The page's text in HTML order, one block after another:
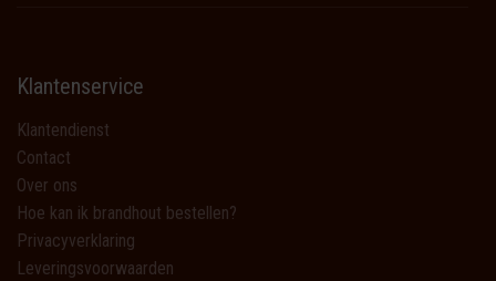
Klantenservice
Klantendienst
Contact
Over ons
Hoe kan ik brandhout bestellen?
Privacyverklaring
Leveringsvoorwaarden